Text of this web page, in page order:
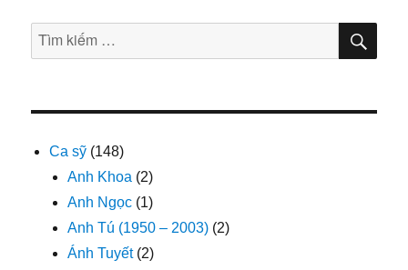
kèn
từ
Tìm
kiếm:
TÌM
Ca sỹ (148)
Anh Khoa (2)
Anh Ngọc (1)
Anh Tú (1950 – 2003) (2)
Ánh Tuyết(2)